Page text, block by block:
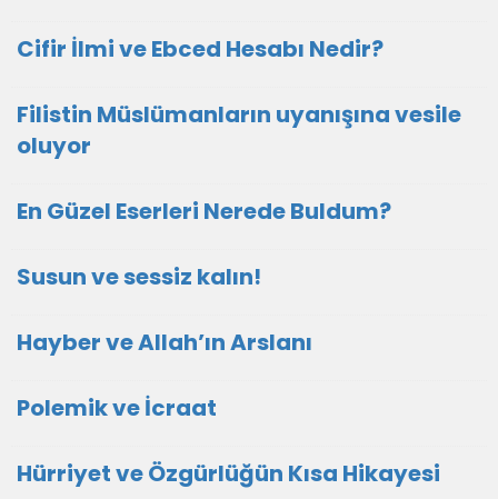
Cifir İlmi ve Ebced Hesabı Nedir?
Filistin Müslümanların uyanışına vesile
oluyor
En Güzel Eserleri Nerede Buldum?
Susun ve sessiz kalın!
Hayber ve Allah’ın Arslanı
Polemik ve İcraat
Hürriyet ve Özgürlüğün Kısa Hikayesi